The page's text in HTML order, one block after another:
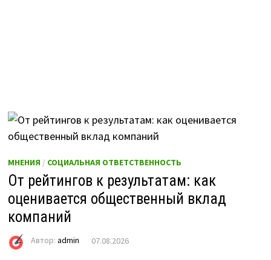
МНЕНИЯ / СОЦИАЛЬНАЯ ОТВЕТСТВЕННОСТЬ
От рейтингов к результатам: как
оценивается общественный вклад
компаний
Автор: admin 07.08.2026